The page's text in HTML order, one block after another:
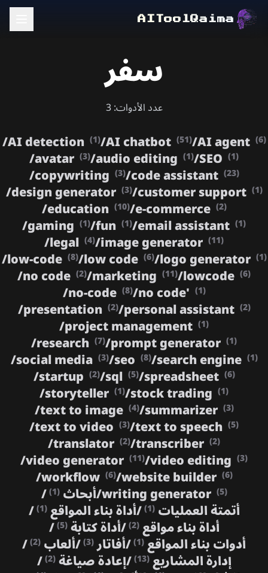
AIToolQaima
سفر
عدد الأدوات: 3
AI agent (6)
/
AI chatbot (51)
/
AI detection (1)
/
SEO (1)
/
audio editing (1)
/
avatar (3)
/
code assistant (23)
/
copywriting (3)
/
customer support (1)
/
design generator (3)
/
e-commerce (2)
/
education (10)
/
email assistant (1)
/
fun (1)
/
gaming (1)
/
image generator (11)
/
legal (4)
/
logo generator (1)
/
low code (6)
/
low-code (8)
/
lowcode (6)
/
marketing (11)
/
no code (2)
/
no code' (1)
/
no-code (8)
/
personal assistant (2)
/
presentation (2)
/
project management (1)
/
prompt generator (1)
/
research (7)
/
search engine (1)
/
seo (8)
/
social media (3)
/
spreadsheet (6)
/
sql (5)
/
startup (2)
/
stock trading (1)
/
storyteller (1)
/
summarizer (3)
/
text to image (4)
/
text to speech (5)
/
text to video (3)
/
transcriber (2)
/
translator (2)
/
video editing (3)
/
video generator (11)
/
website builder (6)
/
workflow (6)
/
writing generator (5)
/أبحاث(1)
/
أتمتة العمليات(1)
/أداة بناء المواقع(1)
/
أداة بناء مواقع(2)
/أداة كتابة(5)
/
أدوات بناء المواقع(1)
/أفاتار(3)
/ألعاب (2)
/
إدارة المشاريع(13)
/إعادة صياغة(2)
/